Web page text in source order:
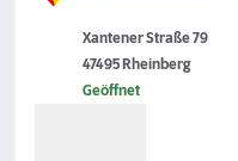
Xantener Straße 79
47495 Rheinberg
Geöffnet